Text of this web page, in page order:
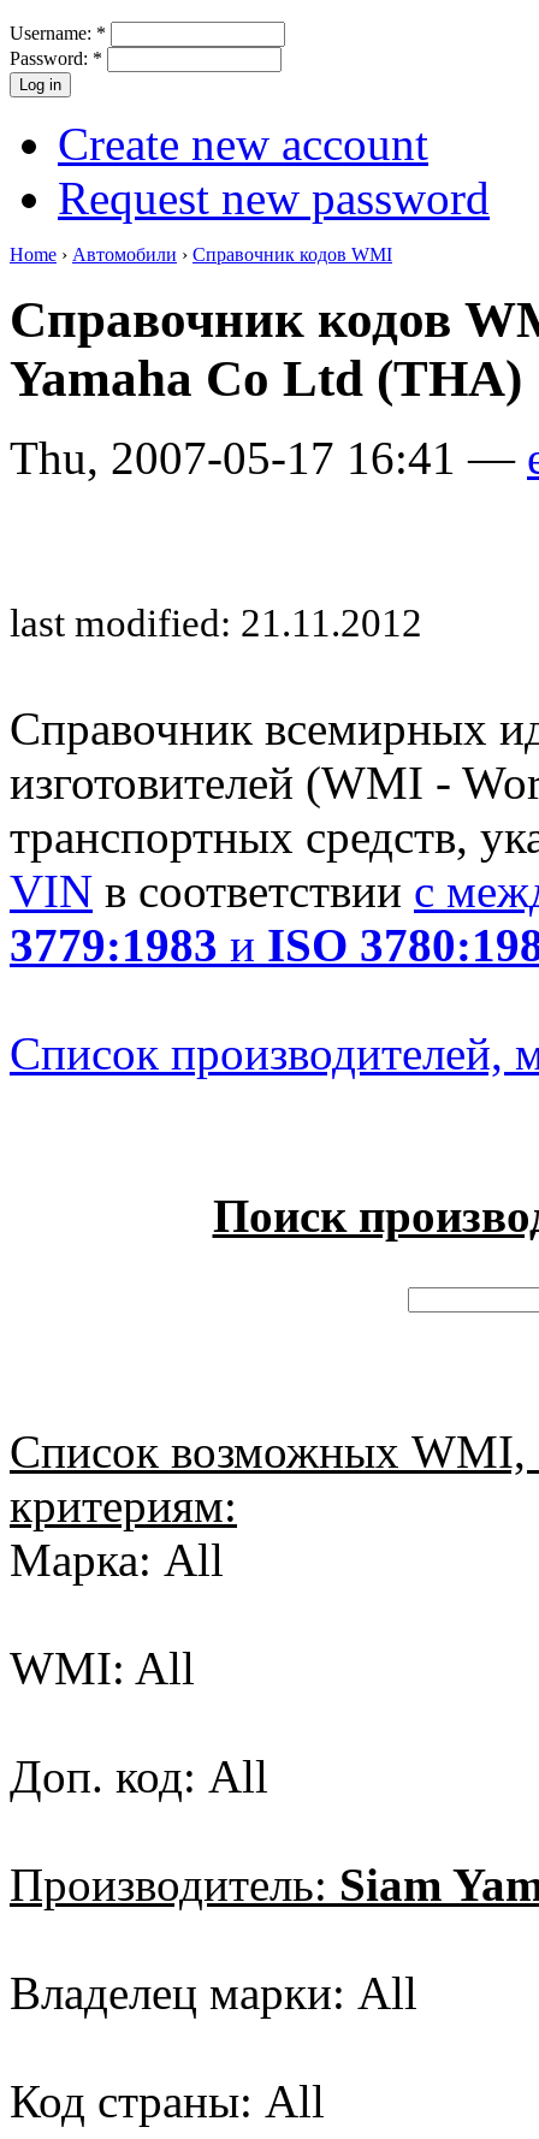
Username: *
Password: *
Create new account
Request new password
Home › Автомобили › Справочник кодов WMI
Справочник кодов
Yamaha Co Ltd (THA)
Thu, 2007-05-17 16:41 —
last modified: 21.11.2012
Справочник всемирных
изготовителей (WMI -
транспортных средств,
VIN в соответствии с
3779:1983 и ISO
Список производителей,
Поиск
Список возможных
критериям:
Марка: All
WMI: All
Доп. код: All
Производитель: Siam
Владелец марки: All
Код страны: All